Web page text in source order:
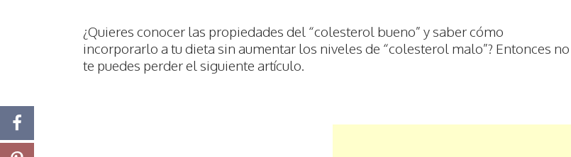
¿Quieres conocer las propiedades del “colesterol bueno” y saber cómo
incorporarlo a tu dieta sin aumentar los niveles de “colesterol malo”? Entonces no
te puedes perder el siguiente artículo.